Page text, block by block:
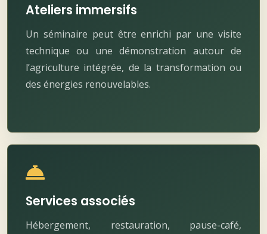
Ateliers immersifs
Un séminaire peut être enrichi par une visite
technique ou une démonstration autour de
l’agriculture intégrée, de la transformation ou
des énergies renouvelables.
Services associés
Hébergement, restauration, pause-café,